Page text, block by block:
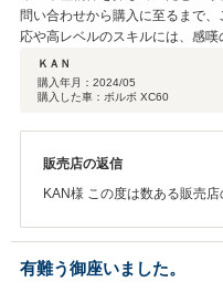
問い合わせから購入に至るまで
応や高レベルのスキルには、感
ーのお店ということですが、ボ
そうで実際お店での取り扱いに
ている様に見受けました。少し
ＫＡＮ
購入年月： 2024/05
購入した車：ボルボ XC60
販売店の返信
KAN様 この度は数ある販売
軽にご連絡下さい。 次回のお
すと幸いです。
有難う御座いました。